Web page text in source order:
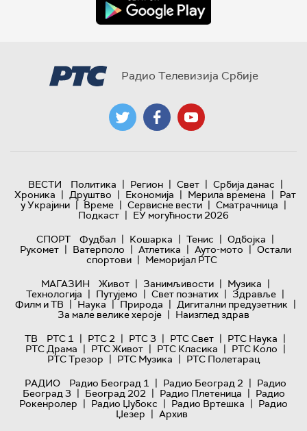
Радио Телевизија Србије
ВЕСТИ Политика | Регион | Свет | Србија данас |
Хроника | Друштво | Економија | Мерила времена | Рат
у Украјини | Време | Сервисне вести | Сматрачница |
Подкаст | ЕУ могућности 2026
СПОРТ
Фудбал | Кошарка | Тенис | Одбојка |
Рукомет | Ватерполо | Атлетика | Ауто-мото | Остали
спортови | Меморијал РТС
МАГАЗИН
Живот | Занимљивости | Музика |
Технологијa | Путујемо | Свет познатих | Здравље |
Филм и ТВ | Наука | Природа | Дигитални предузетник |
За мале велике хероје | Наизглед здрав
ТВ
РТС 1 | РТС 2 | РТС 3 | РТС Свет | РТС Наука |
РТС Драма | РТС Живот | РТС Класика | РТС Коло |
РТС Трезор | РТС Музика | РТС Полетарац
РАДИО
Радио Београд 1 | Радио Београд 2 | Радио
Београд 3 | Београд 202 | Радио Плетеница | Радио
Рокенролер | Радио Џубокс | Радио Вртешка | Радио
Џезер | Архив